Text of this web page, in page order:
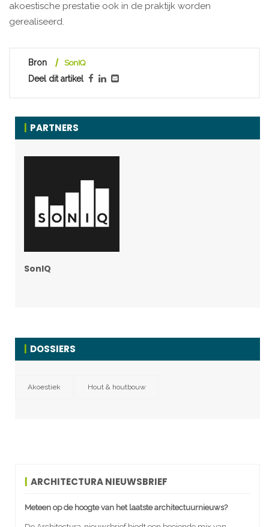
akoestische prestatie ook in de praktijk worden
gerealiseerd.
Bron SonIQ
Deel dit artikel
PARTNERS
SonIQ
DOSSIERS
Akoestiek Hout & houtbouw
ARCHITECTURA NIEUWSBRIEF
Meteen op de hoogte van het laatste architectuurnieuws?